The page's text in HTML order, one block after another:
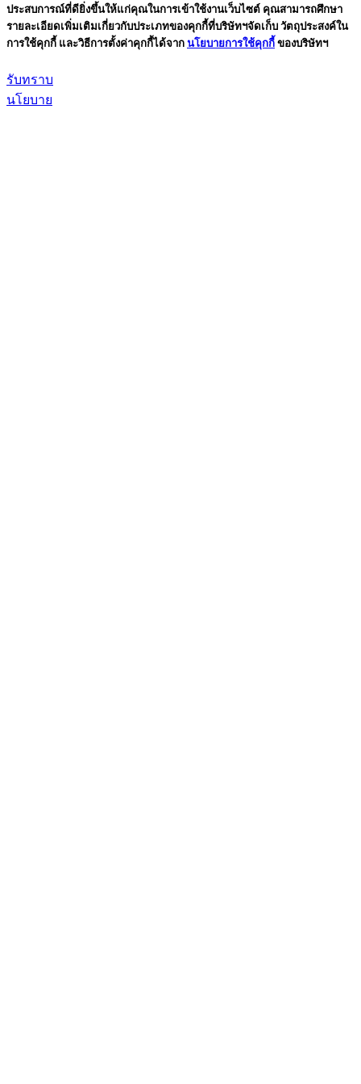
ประสบการณ์ที่ดียิ่งขึ้นให้แก่คุณในการเข้าใช้งานเว็บไซต์ คุณสามารถศึกษา
รายละเอียดเพิ่มเติมเกี่ยวกับประเภทของคุกกี้ที่บริษัทฯจัดเก็บ วัตถุประสงค์ใน
การใช้คุกกี้ และวิธีการตั้งค่าคุกกี้ได้จาก นโยบายการใช้คุกกี้ ของบริษัทฯ
รับทราบ
นโยบาย